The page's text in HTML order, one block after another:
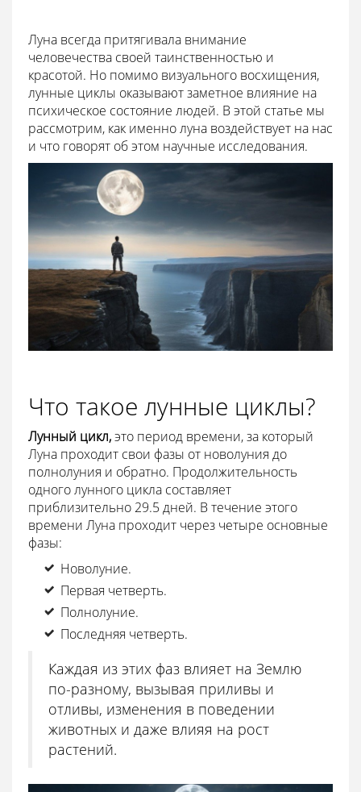
Луна всегда притягивала внимание
человечества своей таинственностью и
красотой. Но помимо визуального восхищения,
лунные циклы оказывают заметное влияние на
психическое состояние людей. В этой статье мы
рассмотрим, как именно луна воздействует на нас
и что говорят об этом научные исследования.
Что такое лунные циклы?
Лунный цикл,это период времени, за который
Луна проходит свои фазы от новолуния до
полнолуния и обратно. Продолжительность
одного лунного цикла составляет
приблизительно 29.5 дней. В течение этого
времени Луна проходит через четыре основные
фазы:
Новолуние.
Первая четверть.
Полнолуние.
Последняя четверть.
Каждая из этих фаз влияет на Землю
по-разному, вызывая приливы и
отливы, изменения в поведении
животных и даже влияя на рост
растений.